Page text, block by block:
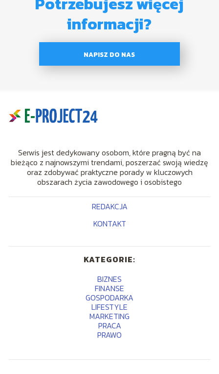
informacji?
NAPISZ DO NAS
Serwis jest dedykowany osobom, które pragną być na
bieżąco z najnowszymi trendami, poszerzać swoją wiedzę
oraz zdobywać praktyczne porady w kluczowych
obszarach życia zawodowego i osobistego
REDAKCJA
KONTAKT
KATEGORIE:
BIZNES
FINANSE
GOSPODARKA
LIFESTYLE
MARKETING
PRACA
PRAWO